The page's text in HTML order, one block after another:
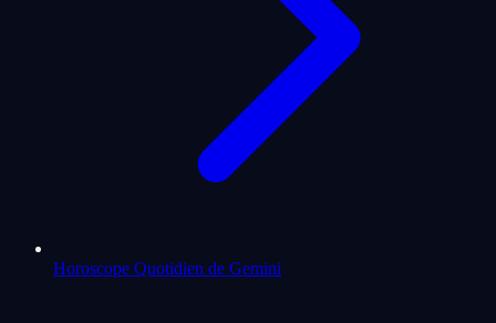
Horoscope Quotidien de Gemini